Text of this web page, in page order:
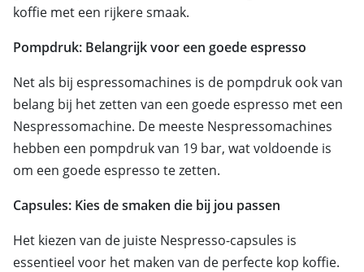
koffie met een rijkere smaak.
Pompdruk: Belangrijk voor een goede espresso
Net als bij espressomachines is de pompdruk ook van
belang bij het zetten van een goede espresso met een
Nespressomachine. De meeste Nespressomachines
hebben een pompdruk van 19 bar, wat voldoende is
om een goede espresso te zetten.
Capsules: Kies de smaken die bij jou passen
Het kiezen van de juiste Nespresso-capsules is
essentieel voor het maken van de perfecte kop koffie.